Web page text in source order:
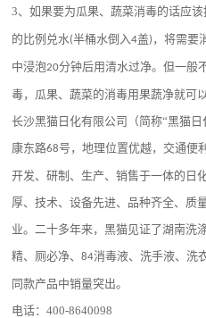
3、如果要为瓜果、蔬菜消毒的话应
的比例兑水(半桶水倒入4盖) ，将需要
中浸泡20分钟后用清水过净。但一般
毒，瓜果、蔬菜的消毒用果蔬净就可
长沙黑猫日化有限公司（简称“黑猫
康东路68号，地理位置优越，交通便
开发、研制、生产、销售于一体的日
厚、技术、设备先进、品种齐全、质
业。二十多年来，黑猫见证了湖南洗
精、厕必净、84消毒液、洗手液、洗
同款产品中销量突出。
电话：400-8640098